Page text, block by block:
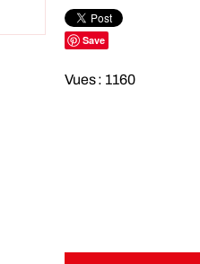
Save
Vues : 1160